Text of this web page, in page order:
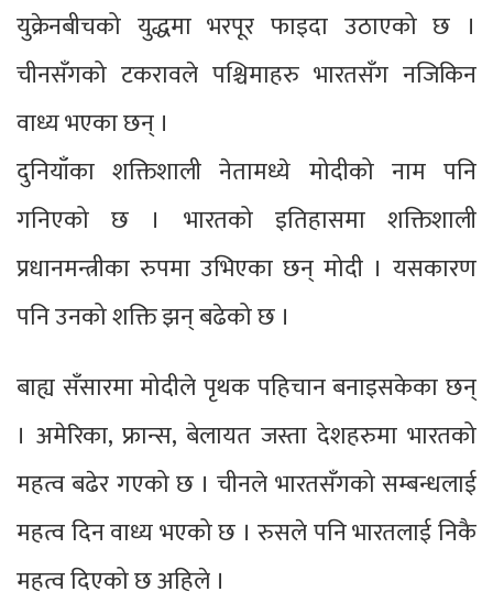
युक्रेनबीचको युद्धमा भरपूर फाइदा उठाएको छ ।
चीनसँगको टकरावले पश्चिमाहरु भारतसँग नजिकिन
वाध्य भएका छन् ।
दुनियाँका शक्तिशाली नेतामध्ये मोदीको नाम पनि
गनिएको छ । भारतको इतिहासमा शक्तिशाली
प्रधानमन्त्रीका रुपमा उभिएका छन् मोदी । यसकारण
पनि उनको शक्ति झन् बढेको छ ।
बाह्य सँसारमा मोदीले पृथक पहिचान बनाइसकेका छन्
। अमेरिका, फ्रान्स, बेलायत जस्ता देशहरुमा भारतको
महत्व बढेर गएको छ । चीनले भारतसँगको सम्बन्धलाई
महत्व दिन वाध्य भएको छ । रुसले पनि भारतलाई निकै
महत्व दिएको छ अहिले ।